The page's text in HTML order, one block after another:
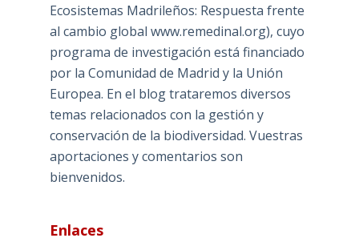
Ecosistemas Madrileños: Respuesta frente
al cambio global www.remedinal.org), cuyo
programa de investigación está financiado
por la Comunidad de Madrid y la Unión
Europea. En el blog trataremos diversos
temas relacionados con la gestión y
conservación de la biodiversidad. Vuestras
aportaciones y comentarios son
bienvenidos.
Enlaces